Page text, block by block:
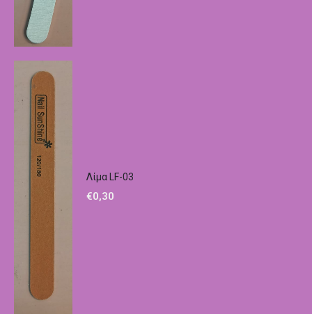
Λίμα LF-03
€0,30